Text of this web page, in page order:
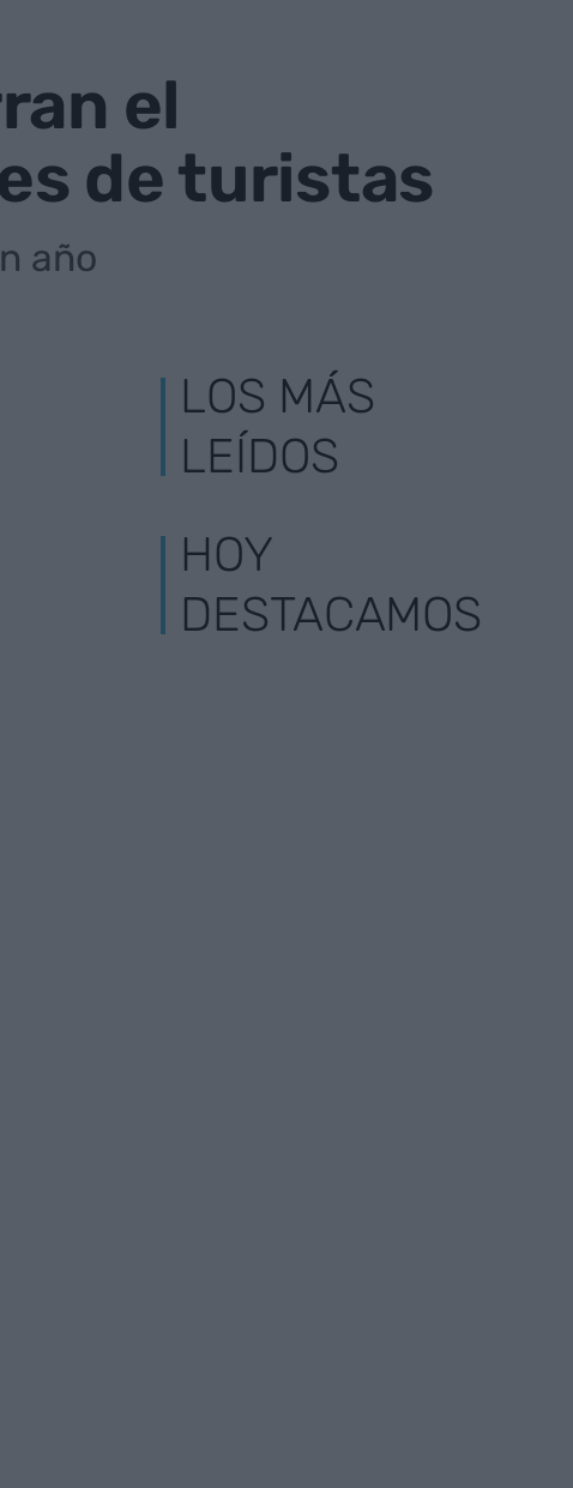
el
de turistas
año
LOS MÁS
LEÍDOS
HOY
DESTACAMOS